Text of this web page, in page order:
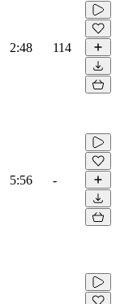
2:48 114
5:56 -